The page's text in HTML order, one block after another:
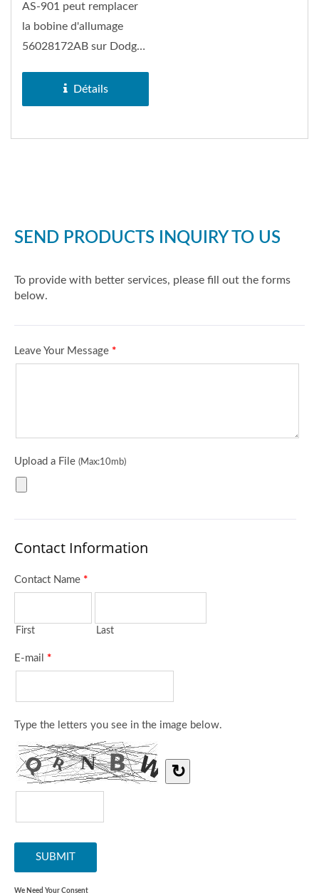
AS-901 peut remplacer
la bobine d'allumage
56028172AB sur Dodge
d'allumage...Détails